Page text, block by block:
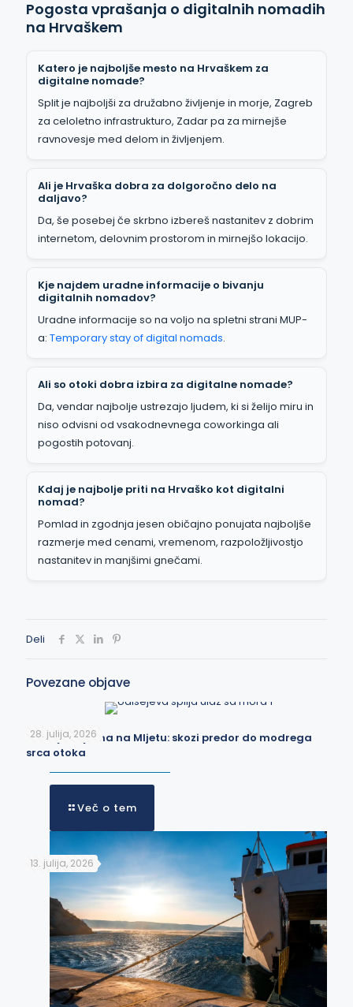
Pogosta vprašanja o digitalnih nomadih
na Hrvaškem
Katero je najboljše mesto na Hrvaškem za
digitalne nomade?
Split je najboljši za družabno življenje in morje, Zagreb
za celoletno infrastrukturo, Zadar pa za mirnejše
ravnovesje med delom in življenjem.
Ali je Hrvaška dobra za dolgoročno delo na
daljavo?
Da, še posebej če skrbno izbereš nastanitev z dobrim
internetom, delovnim prostorom in mirnejšo lokacijo.
Kje najdem uradne informacije o bivanju
digitalnih nomadov?
Uradne informacije so na voljo na spletni strani MUP-
a: Temporary stay of digital nomads.
Ali so otoki dobra izbira za digitalne nomade?
Da, vendar najbolje ustrezajo ljudem, ki si želijo miru in
niso odvisni od vsakodnevnega coworkinga ali
pogostih potovanj.
Kdaj je najbolje priti na Hrvaško kot digitalni
nomad?
Pomlad in zgodnja jesen običajno ponujata najboljše
razmerje med cenami, vremenom, razpoložljivostjo
nastanitev in manjšimi gnečami.
Deli
Povezane objave
28. julija, 2026
Odisejeva jama na Mljetu: skozi predor do modrega
srca otoka
Več o tem
13. julija, 2026